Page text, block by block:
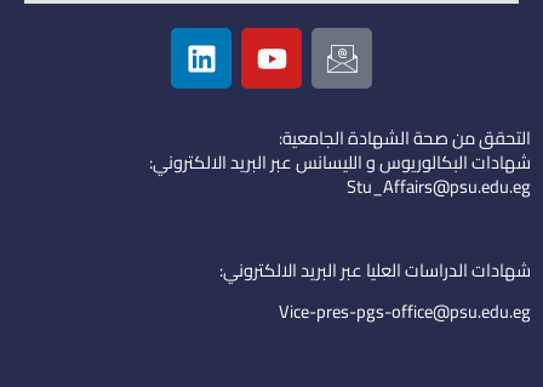
I
c
o
n
-
e
i
l
Y
o
u
u
b
L
i
n
e
d
التحقق من صحة الشهادة الجامعية:
شهادات البكالوريوس و الليسانس عبر البريد الالكتروني:
Stu_Affairs@psu.edu.eg
شهادات الدراسات العليا عبر البريد الالكتروني:
Vice-pres-pgs-office@psu.edu.eg